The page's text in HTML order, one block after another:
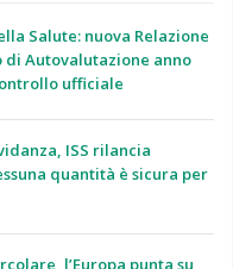
Salute: nuova Relazione
di Autovalutazione anno
ufficiale
ISS rilancia
quantità è sicura per
l’Europa punta su